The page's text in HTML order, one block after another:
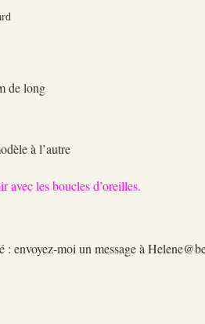
de long
à l’autre
avec les boucles d’oreilles.
envoyez-moi un message à